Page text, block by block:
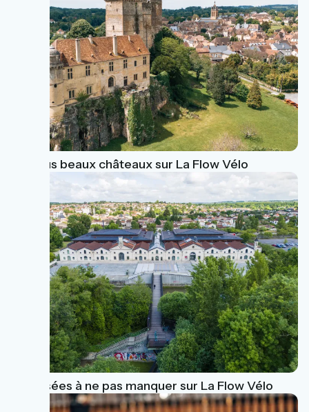
Les plus beaux châteaux sur La Flow Vélo
10 Musées à ne pas manquer sur La Flow Vélo